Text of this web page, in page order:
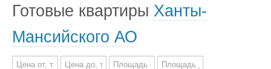
Готовые квартиры Ханты-
Мансийского АО